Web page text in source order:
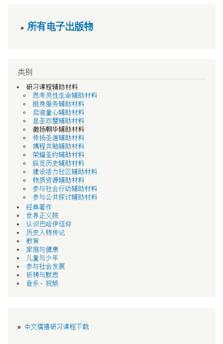
所有电子出版物
类别
研习课程辅助材料
思考灵性生命辅助材料
挺身服务辅助材料
启迪童心辅助材料
显圣双璧辅助材料
激扬朝华辅助材料
传扬圣道辅助材料
携程共勉辅助材料
荣耀圣约辅助材料
纵览历史辅助材料
建设活力社区辅助材料
物质资源辅助材料
参与社会行动辅助材料
参与公共探讨辅助材料
经典著作
世界正义院
认识巴哈伊信仰
历史人物传记
教育
家庭与健康
儿童与少年
参与社会发展
祈祷与默思
音乐、视频
中文儒禧研习课程下载